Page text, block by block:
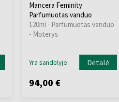
Mancera Feminity
Parfumuotas vanduo
120ml - Parfumuotas vanduo
- Moterys
Yra sandėlyje Detalė
94,00 €